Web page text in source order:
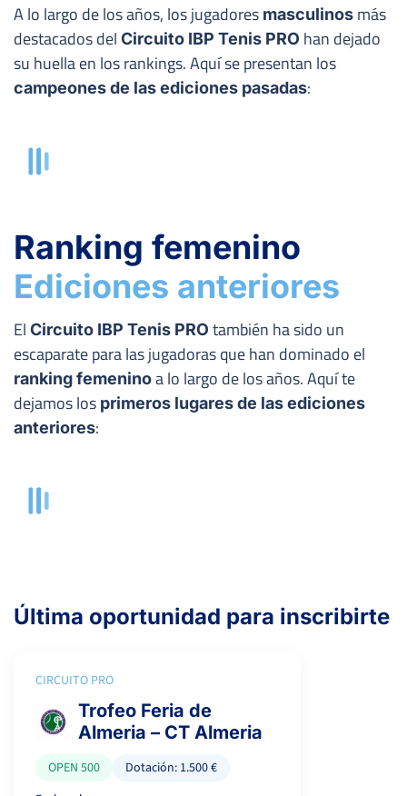
A lo largo de los años, los jugadores masculinos más
destacados del Circuito IBP Tenis PRO han dejado
su huella en los rankings. Aquí se presentan los
campeones de las ediciones pasadas:
Ranking femenino
Ediciones anteriores
El Circuito IBP Tenis PRO también ha sido un
escaparate para las jugadoras que han dominado el
ranking femeninoa lo largo de los años. Aquí te
dejamos los primeros lugares de las ediciones
anteriores:
Última oportunidad para inscribirte
CIRCUITO PRO
Trofeo Feria de
Almeria – CT Almeria
OPEN 500
Dotación: 1.500 €